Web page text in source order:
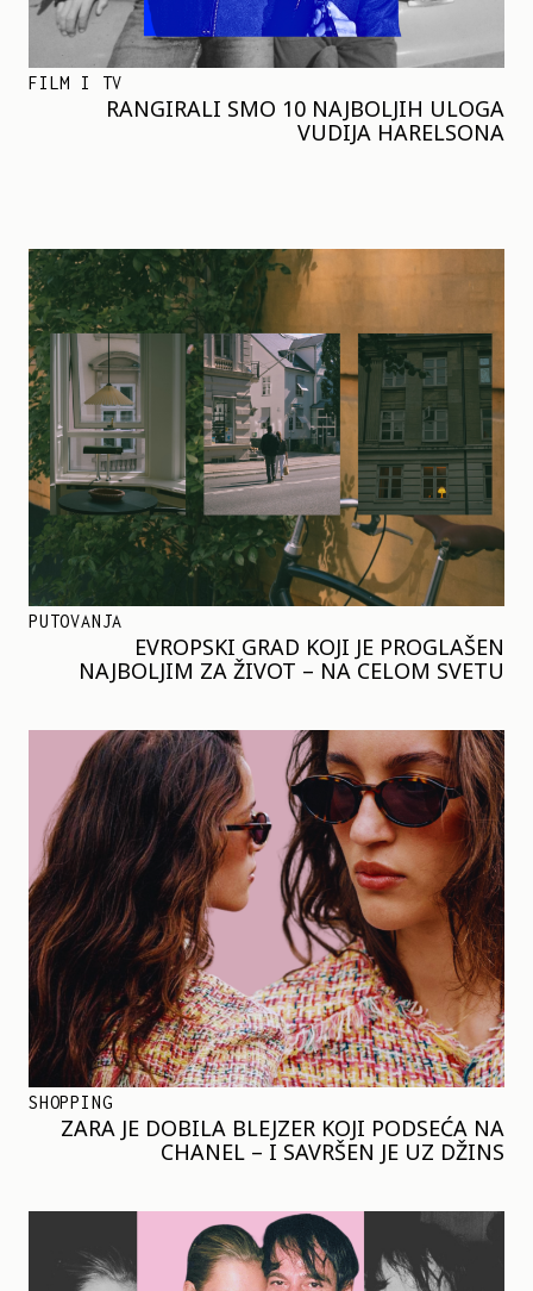
FILM I TV
RANGIRALI SMO 10 NAJBOLJIH ULOGA
VUDIJA HARELSONA
PUTOVANJA
EVROPSKI GRAD KOJI JE PROGLAŠEN
NAJBOLJIM ZA ŽIVOT – NA CELOM SVETU
SHOPPING
ZARA JE DOBILA BLEJZER KOJI PODSEĆA NA
CHANEL – I SAVRŠEN JE UZ DŽINS